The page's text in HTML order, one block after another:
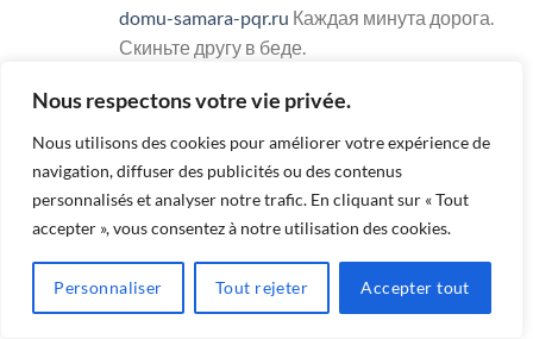
Nous respectons votre vie privée.
Nous utilisons des cookies pour améliorer votre expérience de
navigation, diffuser des publicités ou des contenus
personnalisés et analyser notre trafic. En cliquant sur « Tout
accepter », vous consentez à notre utilisation des cookies.
Personnaliser Tout rejeter Accepter tout
domu-samara-pqr.ru Каждая минута дорога.
Скиньте другу в беде.
JUIN 28, 2026 À 4:42 PM
Pyblichnaya kadastrovaya karta_cxon dit:
Люди помогите То карта тормозит
Кадастровый номер вбить Короче,
единственный сервис который не врет —
публичная кадастровая карта новая с
просмотром Проверил обременения В